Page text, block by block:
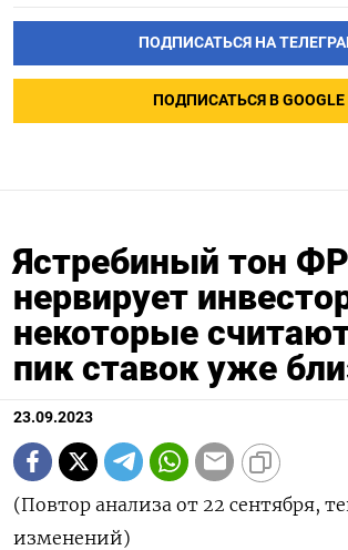
ПОДПИСАТЬСЯ НА
ПОДПИСАТЬСЯ В GOOGLE
Ястребиный тон
нервирует
некоторые
пик ставок уже
23.09.2023
(Повтор анализа от 22 сентября,
изменений)